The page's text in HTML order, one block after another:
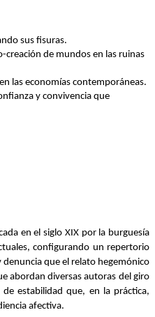
sus fisuras.
de mundos en las ruinas
las economías contemporáneas.
y convivencia que
en el siglo XIX por la burguesía
configurando un repertorio
que el relato hegemónico
abordan diversas autoras del giro
estabilidad que, en la práctica,
afectiva.